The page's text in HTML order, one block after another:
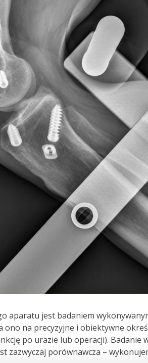
Leczenie bólu
aparatu jest badaniem
na precyzyjne i obiektywne
po urazie lub operacji). Badanie
zazwyczaj porównawcza –